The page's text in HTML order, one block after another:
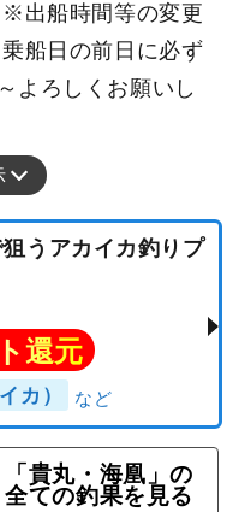
※出船時間等の変更
船日の前日に必ず
よろしくお願いし
うアカイカ釣りプ
還元
カ）
「貴丸・海凰」の
全ての釣果を見る